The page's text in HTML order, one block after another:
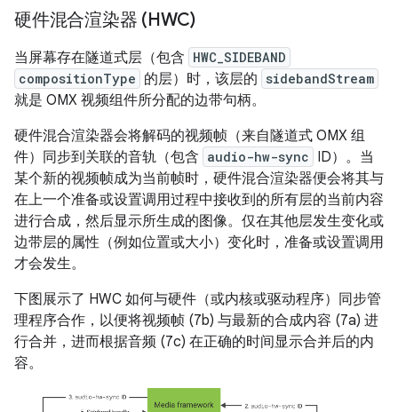
硬件混合渲染器 (HWC)
当屏幕存在隧道式层（包含 HWC_SIDEBAND
compositionType 的层）时，该层的 sidebandStream
就是 OMX 视频组件所分配的边带句柄。
硬件混合渲染器会将解码的视频帧（来自隧道式 OMX 组
件）同步到关联的音轨（包含 audio-hw-sync ID）。当
某个新的视频帧成为当前帧时，硬件混合渲染器便会将其与
在上一个准备或设置调用过程中接收到的所有层的当前内容
进行合成，然后显示所生成的图像。仅在其他层发生变化或
边带层的属性（例如位置或大小）变化时，准备或设置调用
才会发生。
下图展示了 HWC 如何与硬件（或内核或驱动程序）同步管
理程序合作，以便将视频帧 (7b) 与最新的合成内容 (7a) 进
行合并，进而根据音频 (7c) 在正确的时间显示合并后的内
容。